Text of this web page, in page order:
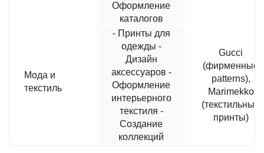
Оформление
каталогов
Мода и
текстиль
- Принты для
одежды -
Дизайн
аксессуаров -
Оформление
интерьерного
текстиля -
Создание
коллекций
Gucci
(фирменные
patterns),
Marimekko
(текстильные
принты)